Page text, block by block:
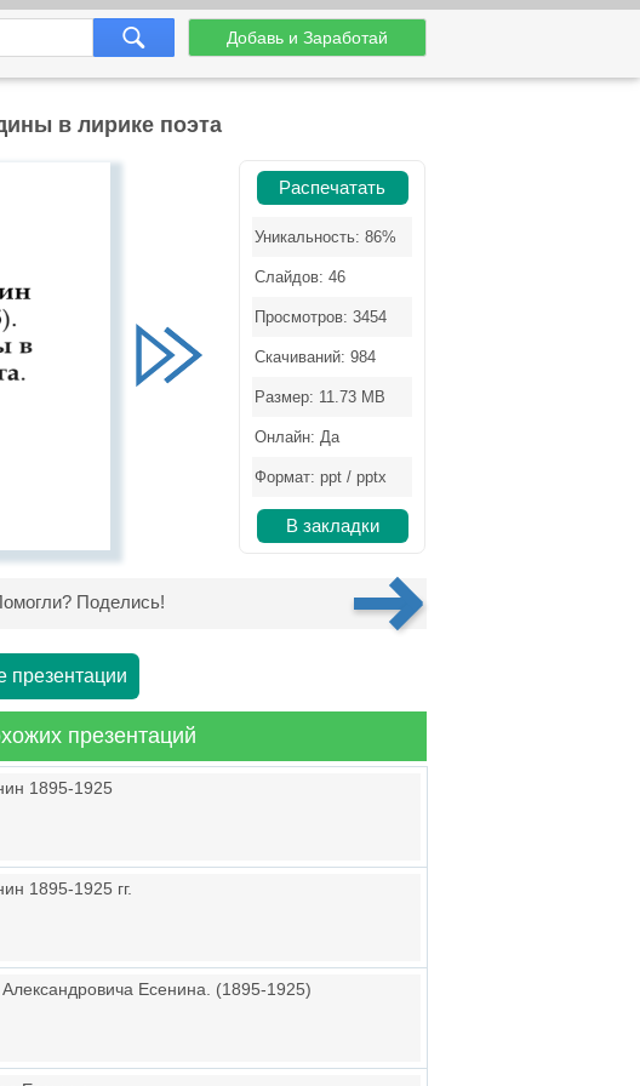
Добавь и Заработай
в лирике поэта
Распечатать
Уникальность: 86%
Слайдов: 46
Просмотров: 3454
Скачиваний: 984
Размер: 11.73 MB
Онлайн: Да
Формат: ppt / pptx
В закладки
Поделись!
презентации
презентаций
1895-1925
1895-1925 гг.
Есенина. (1895-1925)